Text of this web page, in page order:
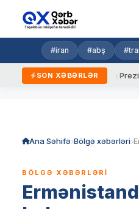
#iran #abş
SON XƏBƏRLƏR
Ukrayna Prezidenti
Ana Səhifə Bölgə xəbərləri
BÖLGƏ XƏBƏRLƏRI